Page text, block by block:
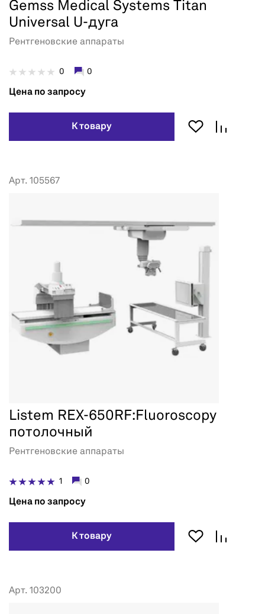
Gemss Medical Systems Titan
Universal U-дуга
Рентгеновские аппараты
0 0
Цена по запросу
К товару
Арт. 105567
Listem REX-650RF:Fluoroscopy
потолочный
Рентгеновские аппараты
1 0
Цена по запросу
К товару
Арт. 103200